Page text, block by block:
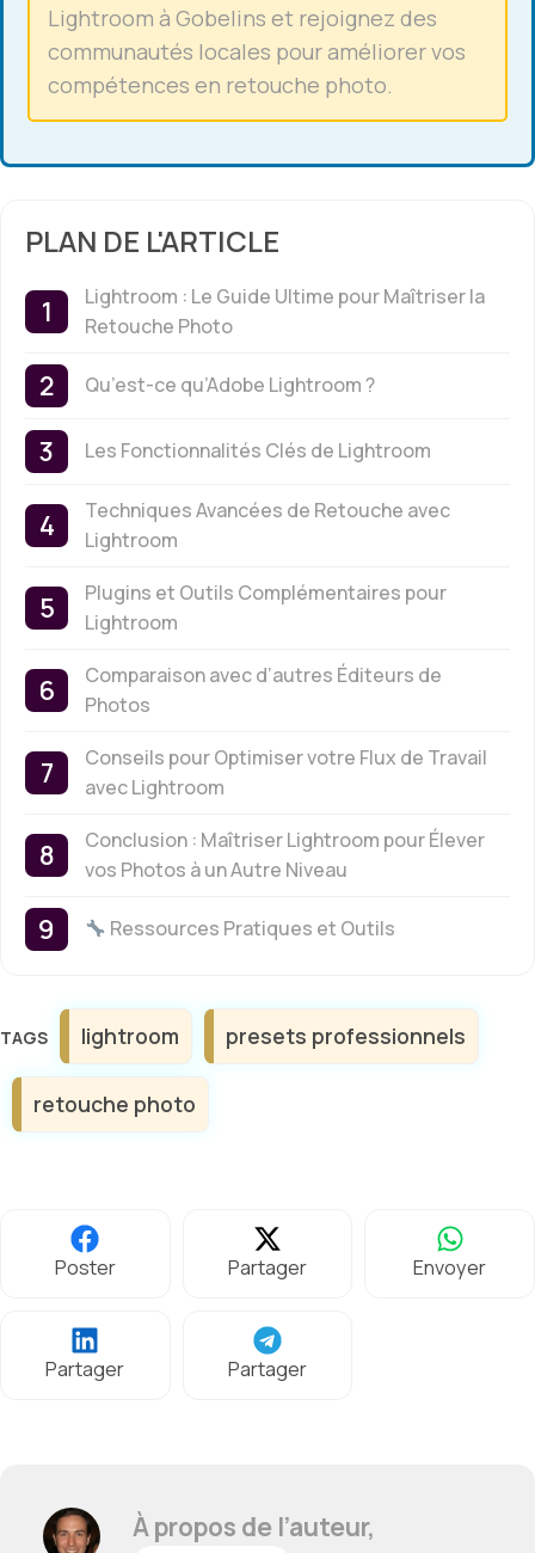
Lightroom à Gobelins et rejoignez des
communautés locales pour améliorer vos
compétences en retouche photo.
PLAN DE L'ARTICLE
Lightroom : Le Guide Ultime pour Maîtriser la
Retouche Photo
Qu’est-ce qu’Adobe Lightroom ?
Les Fonctionnalités Clés de Lightroom
Techniques Avancées de Retouche avec
Lightroom
Plugins et Outils Complémentaires pour
Lightroom
Comparaison avec d’autres Éditeurs de
Photos
Conseils pour Optimiser votre Flux de Travail
avec Lightroom
Conclusion : Maîtriser Lightroom pour Élever
vos Photos à un Autre Niveau
Ressources Pratiques et Outils
Étiquettes
lightroom presets professionnels
retouche photo
Poster Partager Envoyer
Partager Partager
À propos de l’auteur,